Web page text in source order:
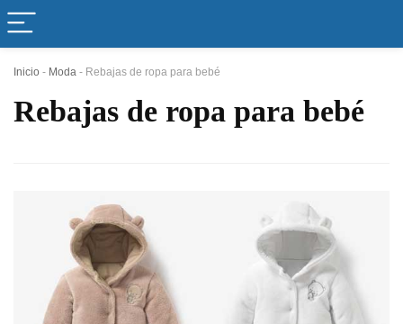
Inicio - Moda - Rebajas de ropa para bebé
Rebajas de ropa para bebé